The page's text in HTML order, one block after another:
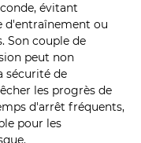
évitant
d'entraînement ou
Son couple de
peut non
sécurité de
les progrès de
d'arrêt fréquents,
pour les